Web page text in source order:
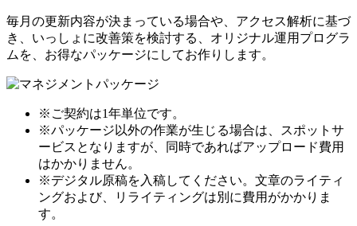
毎月の更新内容が決まっている場合や、アクセス解析に基づ
き、いっしょに改善策を検討する、オリジナル運用プログラ
ムを、お得なパッケージにしてお作りします。
※ご契約は1年単位です。
※パッケージ以外の作業が生じる場合は、スポットサ
ービスとなりますが、同時であればアップロード費用
はかかりません。
※デジタル原稿を入稿してください。文章のライティ
ングおよび、リライティングは別に費用がかかりま
す。